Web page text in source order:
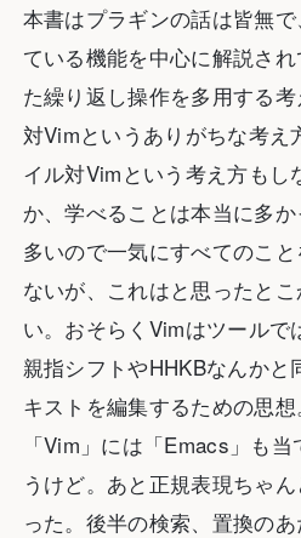
本書はプラギンの話は皆無
ている機能を中心に解説さ
た繰り返し操作を多用する
対Vimというありがちな考え
イル対Vimという考え方もし
か、学べることは本当に多
多いので一気にすべてのこ
ないが、これはと思ったと
い。おそらくVimはツールで
親指シフトやHHKBなんか
キストを編集するための思
「Vim」には「Emacs」も
うけど。あと正規表現ちゃ
った。後半の検索、置換の